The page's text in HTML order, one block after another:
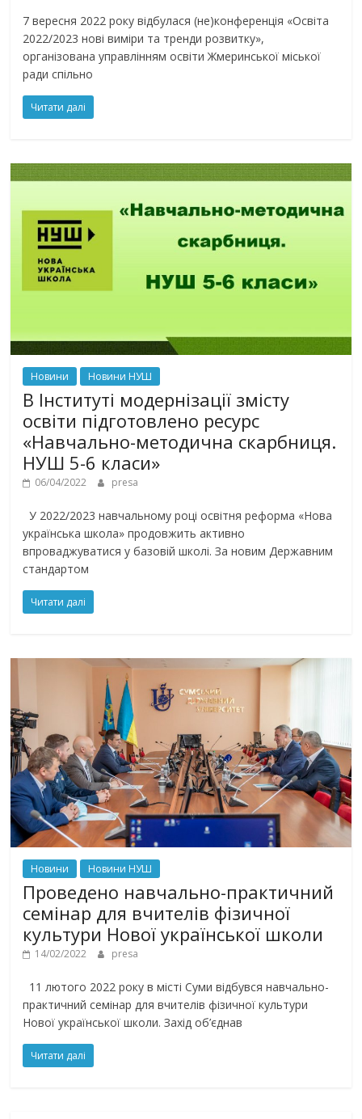
7 вересня 2022 року відбулася (не)конференція «Освіта
2022/2023 нові виміри та тренди розвитку»,
організована управлінням освіти Жмеринської міської
ради спільно
Читати далі
Новини Новини НУШ
В Інституті модернізації змісту
освіти підготовлено ресурс
«Навчально-методична скарбниця.
НУШ 5-6 класи»
06/04/2022 presa
У 2022/2023 навчальному році освітня реформа «Нова
українська школа» продовжить активно
впроваджуватися у базовій школі. За новим Державним
стандартом
Читати далі
Новини Новини НУШ
Проведено навчально-практичний
семінар для вчителів фізичної
культури Нової української школи
14/02/2022 presa
11 лютого 2022 року в місті Суми відбувся навчально-
практичний семінар для вчителів фізичної культури
Нової української школи. Захід об’єднав
Читати далі